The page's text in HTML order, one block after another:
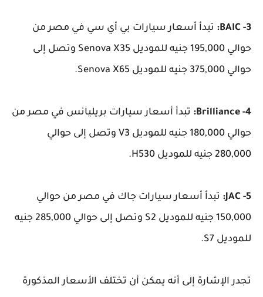
3- BAIC:
تبدأ أسعار سيارات بي أي سي في مصر من
حوالي 195,000 جنيه للموديل Senova X35 وتصل إلى
حوالي 375,000 جنيه للموديل Senova X65.
4- Brilliance:
تبدأ أسعار سيارات بريليانس في مصر من
حوالي 180,000 جنيه للموديل V3 وتصل إلى حوالي
280,000 جنيه للموديل H530.
5- JAC:
تبدأ أسعار سيارات جاك في مصر من حوالي
150,000 جنيه للموديل S2 وتصل إلى حوالي 285,000 جنيه
للموديل S7.
تجدر الإشارة إلى أنه يمكن أن تختلف الأسعار المذكورة